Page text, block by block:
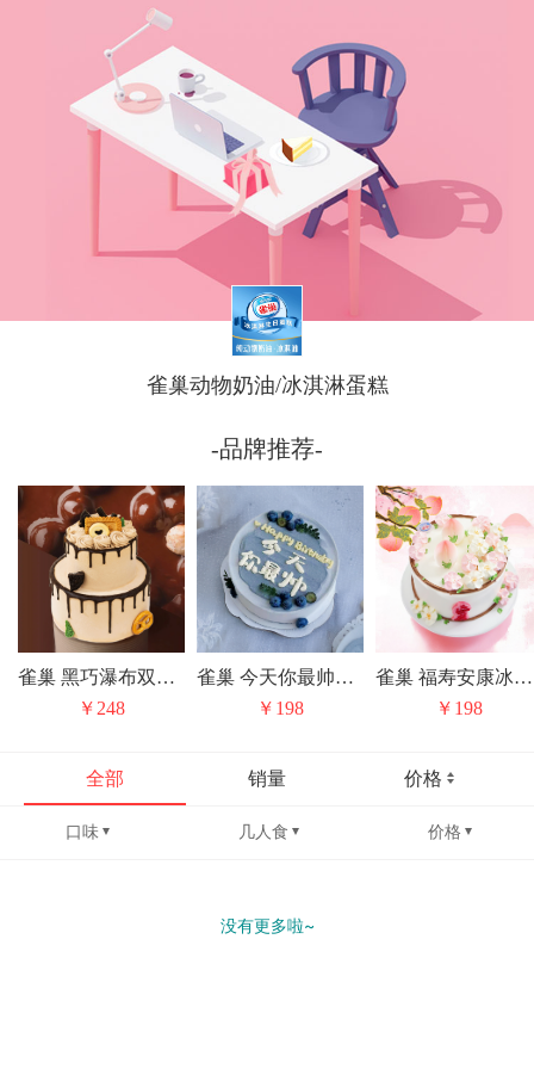
雀巢动物奶油/冰淇淋蛋糕
-品牌推荐-
雀巢 黑巧瀑布双层冰淇淋/水果动物奶油生日蛋糕（上层是固定水果夹心）
￥248
雀巢 今天你最帅冰淇淋/水果动物奶油生日蛋糕
￥198
雀巢 福寿安康冰淇淋/水果动物奶油生日蛋糕
￥198
全部 销量 价格
口味 几人食 价格
没有更多啦~